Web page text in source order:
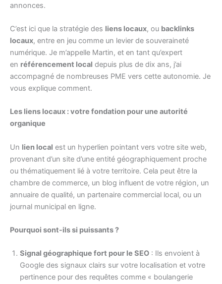
annonces.
C’est ici que la stratégie des liens locaux, ou backlinks
locaux, entre en jeu comme un levier de souveraineté
numérique. Je m’appelle Martin, et en tant qu’expert
en référencement local depuis plus de dix ans, j’ai
accompagné de nombreuses PME vers cette autonomie. Je
vous explique comment.
Les liens locaux : votre fondation pour une autorité
organique
Un lien local est un hyperlien pointant vers votre site web,
provenant d’un site d’une entité géographiquement proche
ou thématiquement lié à votre territoire. Cela peut être la
chambre de commerce, un blog influent de votre région, un
annuaire de qualité, un partenaire commercial local, ou un
journal municipal en ligne.
Pourquoi sont-ils si puissants ?
Signal géographique fort pour le SEO : Ils envoient à
Google des signaux clairs sur votre localisation et votre
pertinence pour des requêtes comme « boulangerie